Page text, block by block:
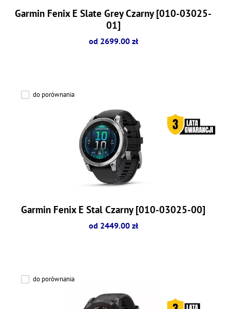
Garmin Fenix E Slate Grey Czarny [010-03025-
01]
od 2699.00 zł
do porównania
Garmin Fenix E Stal Czarny [010-03025-00]
od 2449.00 zł
do porównania